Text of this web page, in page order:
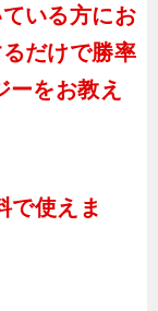
いる方にお
だけで勝率
をお教え
で使えま